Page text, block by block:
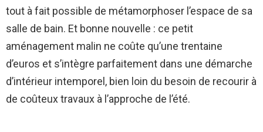
tout à fait possible de métamorphoser l’espace de sa
salle de bain. Et bonne nouvelle : ce petit
aménagement malin ne coûte qu’une trentaine
d’euros et s’intègre parfaitement dans une démarche
d’intérieur intemporel, bien loin du besoin de recourir à
de coûteux travaux à l’approche de l’été.